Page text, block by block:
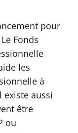
pour
Fonds
les
à
existe aussi
être
ou